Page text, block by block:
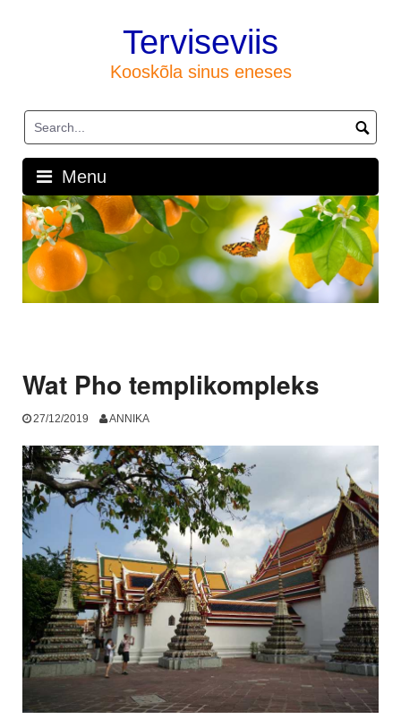
Terviseviis
Kooskõla sinus eneses
Menu
Wat Pho templikompleks
27/12/2019 ANNIKA